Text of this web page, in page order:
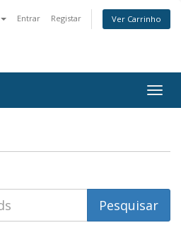
Entrar Registar Ver Carrinho